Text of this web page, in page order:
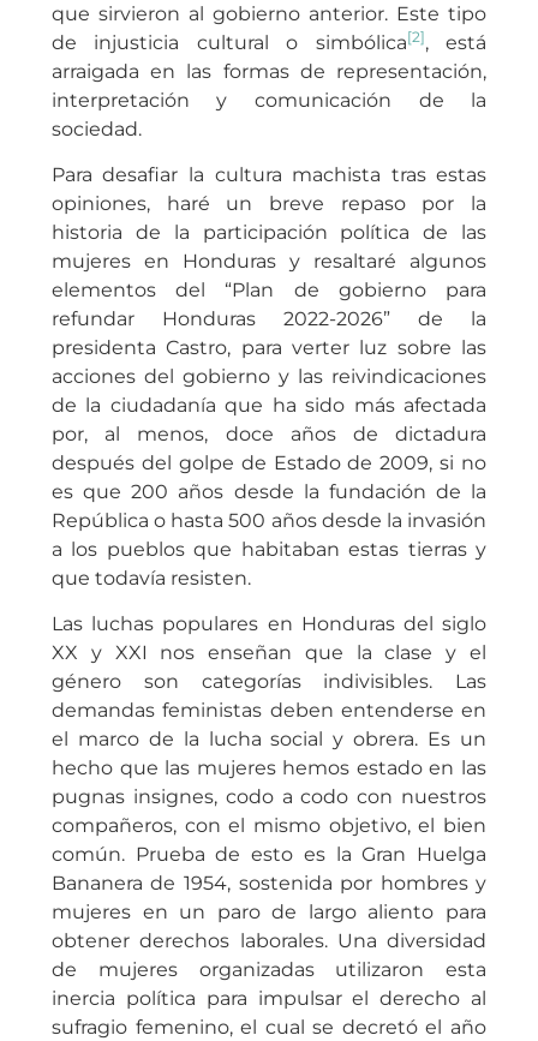
que sirvieron al gobierno anterior. Este tipo
de injusticia cultural o simbólica[2], está
arraigada en las formas de representación,
interpretación y comunicación de la
sociedad.
Para desafiar la cultura machista tras estas
opiniones, haré un breve repaso por la
historia de la participación política de las
mujeres en Honduras y resaltaré algunos
elementos del “Plan de gobierno para
refundar Honduras 2022-2026” de la
presidenta Castro, para verter luz sobre las
acciones del gobierno y las reivindicaciones
de la ciudadanía que ha sido más afectada
por, al menos, doce años de dictadura
después del golpe de Estado de 2009, si no
es que 200 años desde la fundación de la
República o hasta 500 años desde la invasión
a los pueblos que habitaban estas tierras y
que todavía resisten.
Las luchas populares en Honduras del siglo
XX y XXI nos enseñan que la clase y el
género son categorías indivisibles. Las
demandas feministas deben entenderse en
el marco de la lucha social y obrera. Es un
hecho que las mujeres hemos estado en las
pugnas insignes, codo a codo con nuestros
compañeros, con el mismo objetivo, el bien
común. Prueba de esto es la Gran Huelga
Bananera de 1954, sostenida por hombres y
mujeres en un paro de largo aliento para
obtener derechos laborales. Una diversidad
de mujeres organizadas utilizaron esta
inercia política para impulsar el derecho al
sufragio femenino, el cual se decretó el año